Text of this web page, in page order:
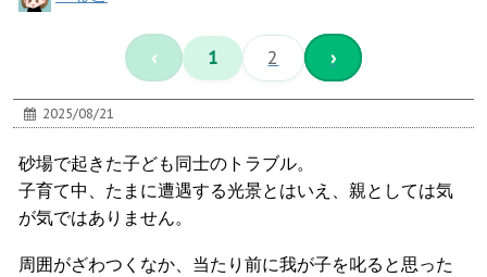
‹ 1 2 ›
2025/08/21
砂場で起きた子ども同士のトラブル。
子育て中、たまに遭遇する光景とはいえ、親としては気
が気ではありません。
周囲がざわつくなか、当たり前に我が子を叱ると思った